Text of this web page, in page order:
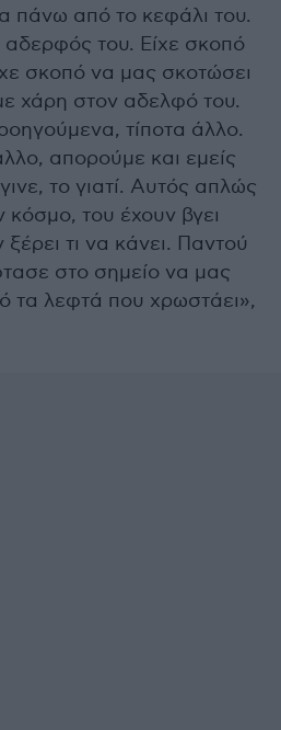
πάνω από το κεφάλι του.
του. Είχε σκοπό
σκοπό να μας σκοτώσει
χάρη στον αδελφό του.
τίποτα άλλο.
απορούμε και εμείς
το γιατί. Αυτός απλώς
του έχουν βγει
τι να κάνει. Παντού
στο σημείο να μας
τα λεφτά που χρωστάει»,